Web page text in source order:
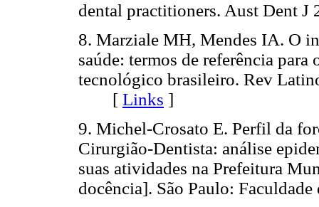
dental practitioners. Aust Dent J
8. Marziale MH, Mendes IA. O
saúde: termos de referência
tecnológico brasileiro. Rev
[ Links ]
9. Michel-Crosato E. Perfil da
Cirurgião-Dentista: análise
suas atividades na Prefeitura
docência]. São Paulo: